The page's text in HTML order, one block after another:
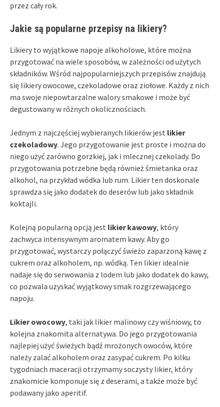
przez cały rok.
Jakie są popularne przepisy na likiery?
Likiery to wyjątkowe napoje alkoholowe, które można
przygotować na wiele sposobów, w zależności od użytych
składników. Wśród najpopularniejszych przepisów znajdują
się likiery owocowe, czekoladowe oraz ziołowe. Każdy z nich
ma swoje niepowtarzalne walory smakowe i może być
degustowany w różnych okolicznościach.
Jednym z najczęściej wybieranych likierów jest likier
czekoladowy. Jego przygotowanie jest proste i można do
niego użyć zarówno gorzkiej, jak i mlecznej czekolady. Do
przygotowania potrzebne będą również śmietanka oraz
alkohol, na przykład wódka lub rum. Likier ten doskonale
sprawdza się jako dodatek do deserów lub jako składnik
koktajli.
Kolejną popularną opcją jest likier kawowy, który
zachwyca intensywnym aromatem kawy. Aby go
przygotować, wystarczy połączyć świeżo zaparzoną kawę z
cukrem oraz alkoholem, np. wódką. Ten likier idealnie
nadaje się do serwowania z lodem lub jako dodatek do kawy,
co pozwala uzyskać wyjątkowy smak rozgrzewającego
napoju.
Likier owocowy, taki jak likier malinowy czy wiśniowy, to
kolejna znakomita alternatywa. Do jego przygotowania
najlepiej użyć świeżych bądź mrożonych owoców, które
należy zalać alkoholem oraz zasypać cukrem. Po kilku
tygodniach maceracji otrzymamy soczysty likier, który
znakomicie komponuje się z deserami, a także może być
podawany jako aperitif.